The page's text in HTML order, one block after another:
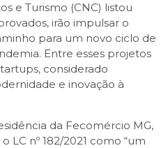
e Turismo (CNC) listou
irão impulsar o
para um novo ciclo de
Entre esses projetos
considerado
e inovação à
da Fecomércio MG,
LC nº 182/2021 como “um